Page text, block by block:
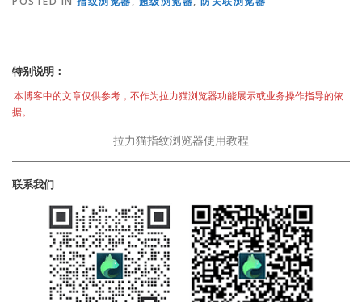
特别说明：
本博客中的文章仅供参考，不作为拉力猫浏览器功能展示或业务操作指导的依
据。
拉力猫指纹浏览器使用教程
联系我们